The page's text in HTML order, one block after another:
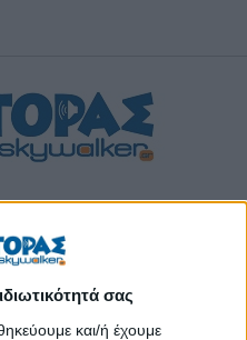
σας
και/ή έχουμε
14:12:40